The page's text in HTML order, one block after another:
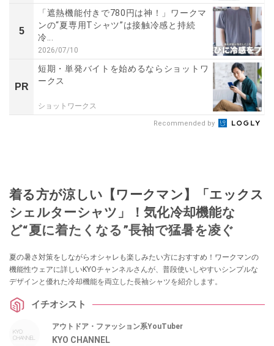
5
「遮熱機能付きで780円は神！」ワークマ
ンの“夏専用Tシャツ”は接触冷感と持続
冷...
2026/07/10
PR
短期・単発バイトを始めるならショットワ
ークス
ショットワークス
Recommended by
着る方が涼しい【ワークマン】「エックス
シェルターシャツ」！気化冷却機能な
ど“夏に着たくなる”長袖で猛暑を凌ぐ
夏の暑さ対策をしながらオシャレも楽しみたい方におすすめ！ワークマンの
機能性ウェアに詳しいKYOチャンネルさんが、普段使いしやすいシンプルな
デザインと優れた冷却機能を両立した長袖シャツを紹介します。
イチオシスト
アウトドア・ファッション系YouTuber
KYO CHANNEL